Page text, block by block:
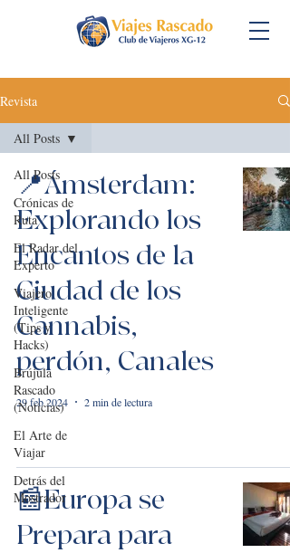
Revista
All Posts
Crónicas de
Ruta
El Radar del
Experto
Viajero
Inteligente
(Tips y
Hacks)
Brújula
Rascado
(Noticias)
El Arte de
Viajar
Detrás del
Mostrador
All Posts
📍Ámsterdam:
Explorando los
Encantos de la
Ciudad de los
Cannabis,
perdón, Canales
29 feb 2024 2 min de lectura
📰Europa se
Prepara para